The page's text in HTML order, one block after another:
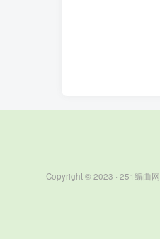
Copyright © 2023 · 251编曲网